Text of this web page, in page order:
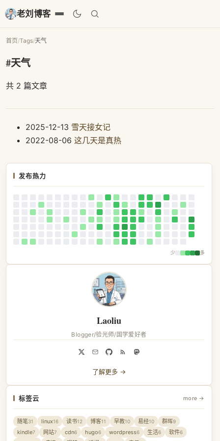
老刘博客
首页/Tags/天气
#天气
共 2 篇文章
2025-12-13 雪天接女记
2022-08-06 这几天是真热
发布热力
少 多
Laoliu
Blogger/验光师/国学爱好者
了解更多 →
标签云 more →
随笔31 linux16 读书12 博客11 早教10 易经10 群晖9
kindle7 网站7 cdn6 hugo6 wordpress6 生活6 软件6